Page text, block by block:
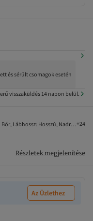
és sérült csomagok esetén
visszaküldés 14 napon belül.
Bőr, Lábhossz: Hosszú, Nadrágszár
+24
Részletek megjelenítése
Az Üzlethez